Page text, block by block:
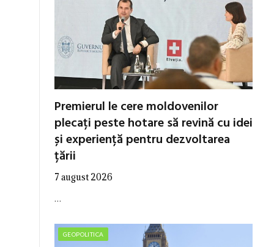
Premierul le cere moldovenilor
plecați peste hotare să revină cu idei
și experiență pentru dezvoltarea
țării
7 august 2026
…
GEOPOLITICA